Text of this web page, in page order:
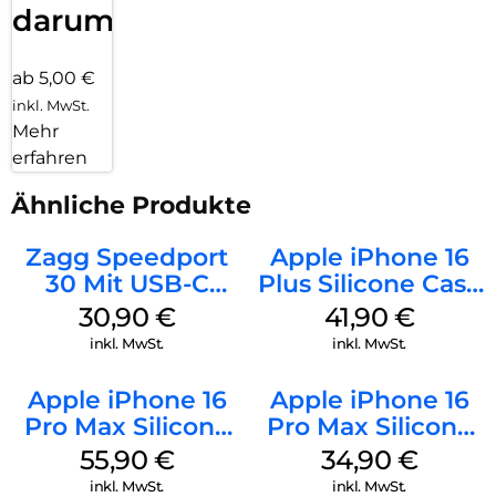
darum!
ab 5,00 €
inkl. MwSt.
Mehr
erfahren
Ähnliche Produkte
Zagg Speedport
30 Mit USB-C
Kabel Weiß
30,90 €
inkl. MwSt.
Apple iPhone 16
Plus Silicone Case
MagSafe Stone
Gray
41,90 €
inkl. MwSt.
Apple iPhone 16
Pro Max Silicone
Case MagSafe
Stone Gray
55,90 €
inkl. MwSt.
Apple iPhone 16
Pro Max Silicone
Case MagSafe
Denim
34,90 €
inkl. MwSt.